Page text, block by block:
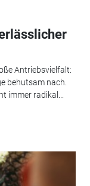
Antriebsvielfalt:
behutsam nach.
immer radikal...